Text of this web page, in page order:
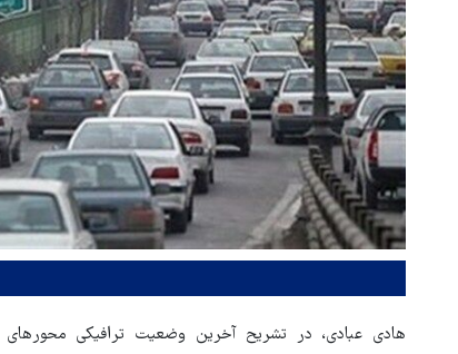
هادی عبادی، در تشریح آخرین وضعیت ترافیکی محورهای